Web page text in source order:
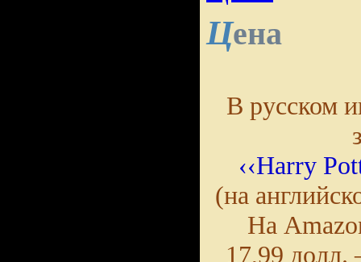
Цена
В русском
‹‹Harry
(на
На
17,99 долл.